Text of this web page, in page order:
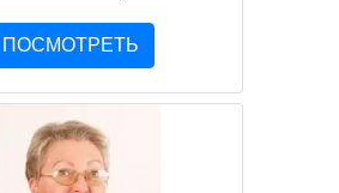
ПОСМОТРЕТЬ